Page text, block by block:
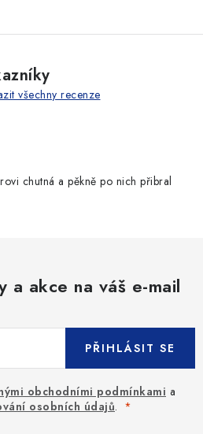
všechny recenze
chutná a pěkně po nich přibral
a akce na váš e-mail
obchodními podmínkami a
osobních údajů.
PŘIHLÁSIT SE